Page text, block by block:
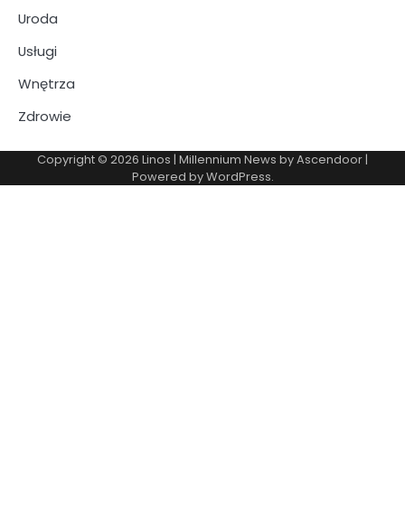
Uroda
Usługi
Wnętrza
Zdrowie
Copyright © 2026 Linos | Millennium News byAscendoor|
Powered byWordPress.